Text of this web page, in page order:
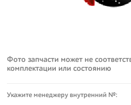
Фото запчасти может не
комплектации или состоянию
Укажите менеджеру внутренний №: